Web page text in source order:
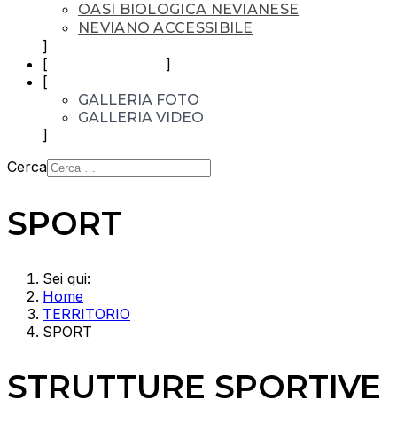
OASI BIOLOGICA NEVIANESE
NEVIANO ACCESSIBILE
GALLERIA FOTO
GALLERIA VIDEO
Cerca
SPORT
Sei qui:
Home
TERRITORIO
SPORT
STRUTTURE SPORTIVE